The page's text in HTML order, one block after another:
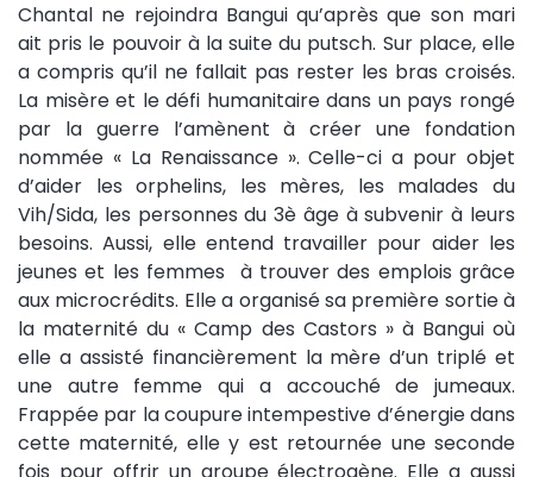
Chantal ne rejoindra Bangui qu’après que son mari
ait pris le pouvoir à la suite du putsch. Sur place, elle
a compris qu’il ne fallait pas rester les bras croisés.
La misère et le défi humanitaire dans un pays rongé
par la guerre l’amènent à créer une fondation
nommée « La Renaissance ». Celle-ci a pour objet
d’aider les orphelins, les mères, les malades du
Vih/Sida, les personnes du 3è âge à subvenir à leurs
besoins. Aussi, elle entend travailler pour aider les
jeunes et les femmes à trouver des emplois grâce
aux microcrédits. Elle a organisé sa première sortie à
la maternité du « Camp des Castors » à Bangui où
elle a assisté financièrement la mère d’un triplé et
une autre femme qui a accouché de jumeaux.
Frappée par la coupure intempestive d’énergie dans
cette maternité, elle y est retournée une seconde